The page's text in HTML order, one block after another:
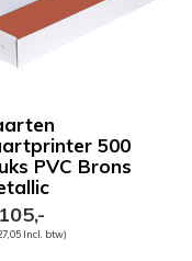
500
PVC Brons
Incl. btw)